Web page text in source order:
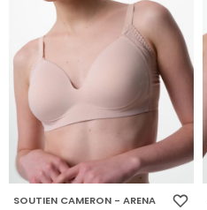
SOUTIEN CAMERON - ARENA